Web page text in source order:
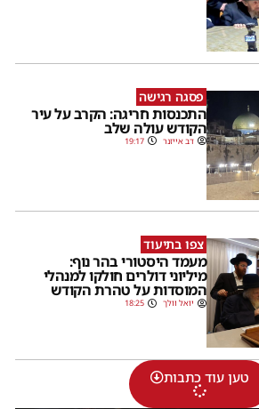
פסגה רגישה
התכנסות חריגה: הקרב על עיר
הקודש עולה שלב
דב אייזנר 19:17
צפו בתיעוד
מעמד היסטורי בהר נוף:
מיליוני דולרים חולקו למנהלי
המוסדות על טהרת הקודש
יואל וולך 18:25
טען עוד כתבות